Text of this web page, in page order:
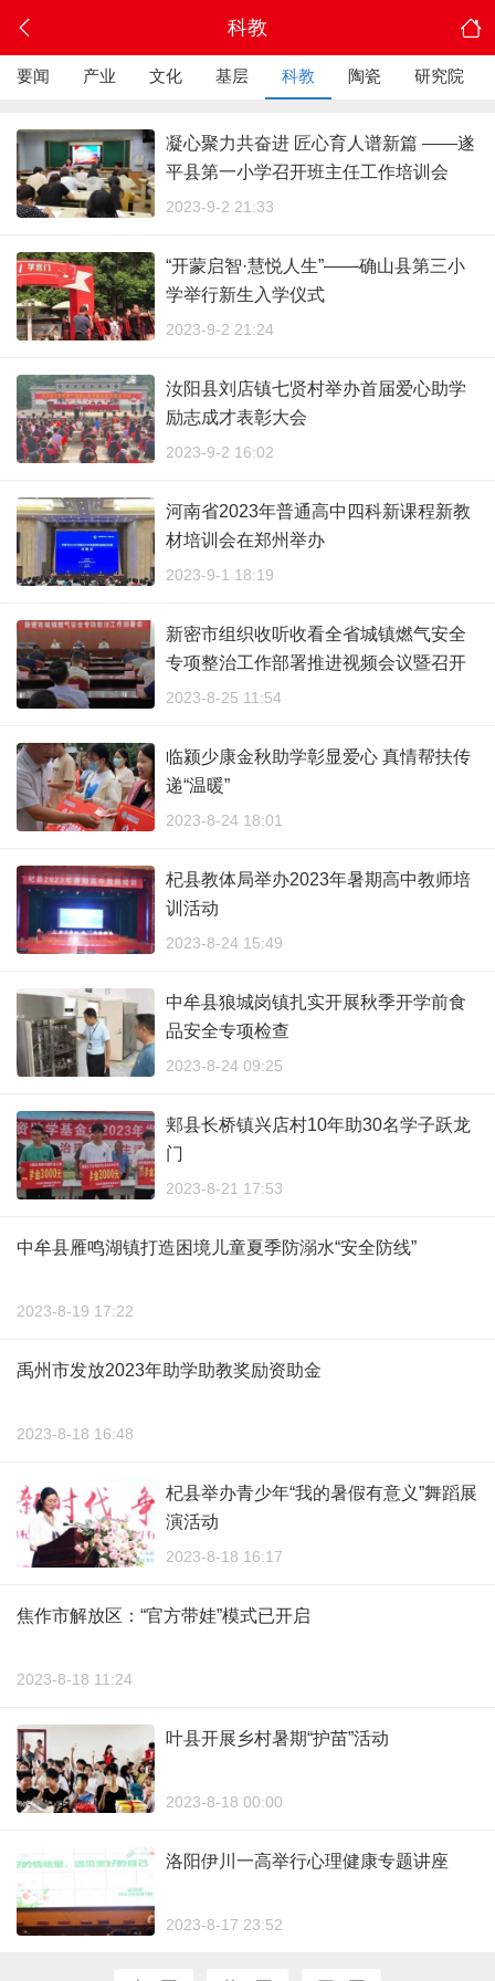
科教
要闻 产业 文化 基层 科教 陶瓷 研究院
凝心聚力共奋进 匠心育人谱新篇 ——遂
平县第一小学召开班主任工作培训会
2023-9-2 21:33
“开蒙启智·慧悦人生”——确山县第三小
学举行新生入学仪式
2023-9-2 21:24
汝阳县刘店镇七贤村举办首届爱心助学
励志成才表彰大会
2023-9-2 16:02
河南省2023年普通高中四科新课程新教
材培训会在郑州举办
2023-9-1 18:19
新密市组织收听收看全省城镇燃气安全
专项整治工作部署推进视频会议暨召开
市城镇燃气安全专项整治工作部署会
2023-8-25 11:54
临颍少康金秋助学彰显爱心 真情帮扶传
递“温暖”
2023-8-24 18:01
杞县教体局举办2023年暑期高中教师培
训活动
2023-8-24 15:49
中牟县狼城岗镇扎实开展秋季开学前食
品安全专项检查
2023-8-24 09:25
郏县长桥镇兴店村10年助30名学子跃龙
门
2023-8-21 17:53
中牟县雁鸣湖镇打造困境儿童夏季防溺水“安全防线”
2023-8-19 17:22
禹州市发放2023年助学助教奖励资助金
2023-8-18 16:48
杞县举办青少年“我的暑假有意义”舞蹈展
演活动
2023-8-18 16:17
焦作市解放区：“官方带娃”模式已开启
2023-8-18 11:24
叶县开展乡村暑期“护苗”活动
2023-8-18 00:00
洛阳伊川一高举行心理健康专题讲座
2023-8-17 23:52